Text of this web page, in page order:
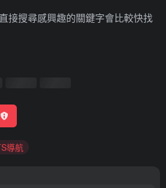
接搜尋感興趣的關鍵字會比較快找
導航